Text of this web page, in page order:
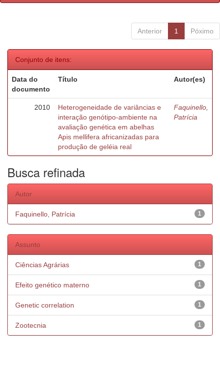
Anterior 1 Póximo
Conjunto de itens:
Data do
documento
Título Autor(es)
2010
Heterogeneidade de variâncias e
interação genótipo-ambiente na
avaliação genética em abelhas
Apis mellifera africanizadas para
produção de geléia real
Faquinello,
Patrícia
Busca refinada
Autor
1
Faquinello, Patrícia
Assunto
1
Ciências Agrárias
1
Efeito genético materno
1
Genetic correlation
1
Zootecnia